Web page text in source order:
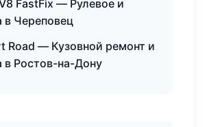
V8 FastFix — Рулевое и
в Череповец
Road — Кузовной ремонт и
в Ростов-на-Дону